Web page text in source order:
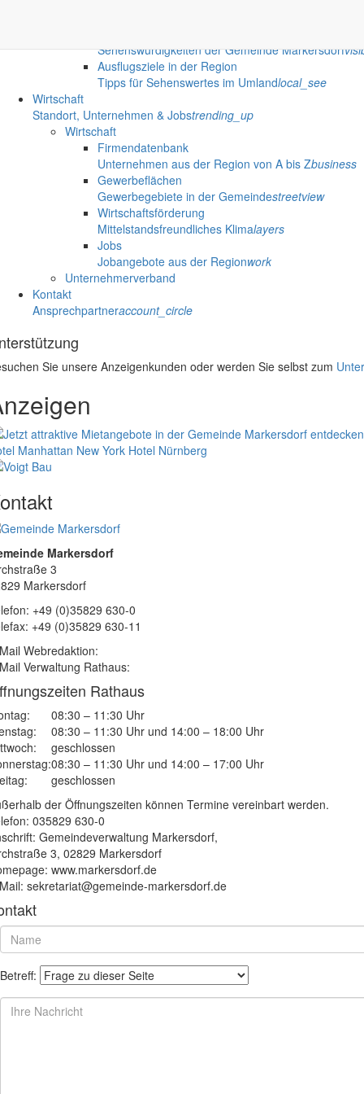
Sehenswürdigkeiten der Gemeinde Markersdorf
Ausflugsziele in der Region
Tipps für Sehenswertes im Umlandlocal_see
Wirtschaft
Standort, Unternehmen & Jobstrending_up
Wirtschaft
Firmendatenbank
Unternehmen aus der Region von A bis Zbusiness
Gewerbeflächen
Gewerbegebiete in der Gemeindestreetview
Wirtschaftsförderung
Mittelstandsfreundliches Klimalayers
Jobs
Jobangebote aus der Regionwork
Unternehmerverband
Kontakt
Ansprechpartneraccount_circle
Sie unsere Anzeigenkunden oder werden Sie selbst zum
Manhattan New York Hotel Nürnberg
Markersdorf
3
Markersdorf
+49 (0)35829 630-0
+49 (0)35829 630-11
Webredaktion:
Verwaltung Rathaus:
Rathaus
08:30 – 11:30 Uhr
08:30 – 11:30 Uhr und 14:00 – 18:00 Uhr
geschlossen
08:30 – 11:30 Uhr und 14:00 – 17:00 Uhr
geschlossen
der Öffnungszeiten können Termine vereinbart werden.
035829 630-0
Gemeindeverwaltung Markersdorf,
3, 02829 Markersdorf
www.markersdorf.de
sekretariat@gemeinde-markersdorf.de
Betreff: